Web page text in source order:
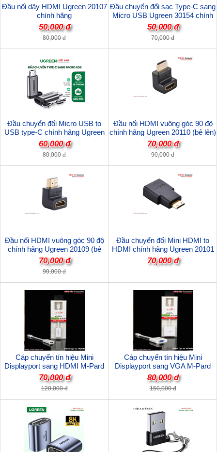
Đầu nối dây HDMI Ugreen 20107
chính hãng
50,000 đ
80,000 đ
Đầu chuyển đổi sạc Type-C sang
Micro USB Ugreen 30154 chính
hãng
50,000 đ
70,000 đ
Đầu chuyển đổi Micro USB to
USB type-C chính hãng Ugreen
50590 cao cấp
60,000 đ
80,000 đ
Đầu nối HDMI vuông góc 90 độ
chính hãng Ugreen 20110 (bẻ lên)
70,000 đ
90,000 đ
Đầu nối HDMI vuông góc 90 độ
chính hãng Ugreen 20109 (bẻ
xuống)
70,000 đ
90,000 đ
Đầu chuyển đổi Mini HDMI to
HDMI chính hãng Ugreen 20101
70,000 đ
Cáp chuyển tín hiệu Mini
Displayport sang HDMI M-Pard
chính hãng
70,000 đ
120,000 đ
Cáp chuyển tín hiệu Mini
Displayport sang VGA M-Pard
chính hãng
80,000 đ
150,000 đ